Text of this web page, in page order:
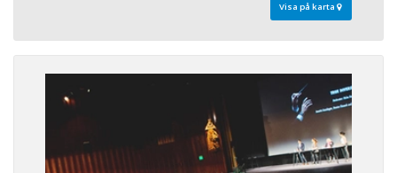
Visa på karta